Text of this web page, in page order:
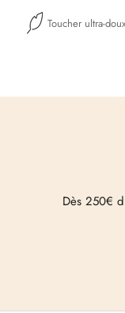
Toucher ultra-doux
Dès 250€